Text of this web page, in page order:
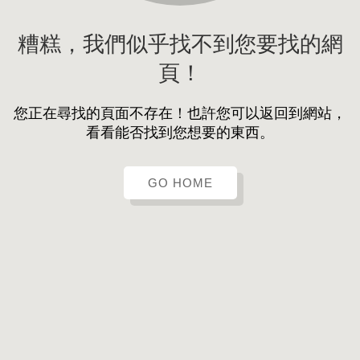
糟糕，我們似乎找不到您要找的網
頁！
您正在尋找的頁面不存在！也許您可以返回到網站，
看看能否找到您想要的東西。
GO HOME